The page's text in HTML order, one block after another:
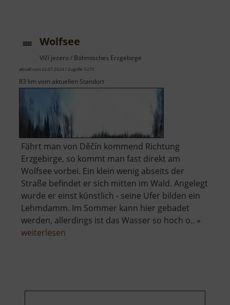
Wolfsee
Vlčí jezero / Böhmisches Erzgebirge
aktuell vom 23.07.2024 / Zugriffe: 5270
83 km vom aktuellen Standort
Fährt man von Děčín kommend Richtung
Erzgebirge, so kommt man fast direkt am
Wolfsee vorbei. Ein klein wenig abseits der
Straße befindet er sich mitten im Wald. Angelegt
wurde er einst künstlich - seine Ufer bilden ein
Lehmdamm. Im Sommer kann hier gebadet
werden, allerdings ist das Wasser so hoch o.. »
weiterlesen